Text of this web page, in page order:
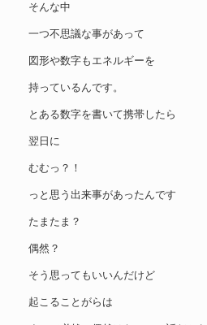
そんな中
一つ不思議な事があって
図形や数字もエネルギーを
持っているんです。
とある数字を書いて携帯したら
翌日に
むむっ？！
っと思う出来事があったんです
たまたま？
偶然？
そう思ってもいいんだけど
起こることがらは